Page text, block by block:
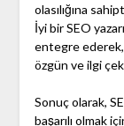
olasılığına
İyi bir SEO
entegre ederek,
özgün ve ilgi
Sonuç olarak,
başarılı olmak